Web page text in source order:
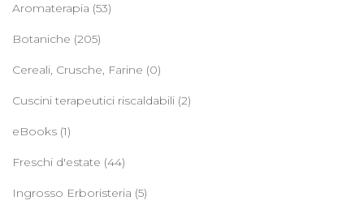
Aromaterapia (53)
Botaniche (205)
Cereali, Crusche, Farine (0)
Cuscini terapeutici riscaldabili (2)
eBooks (1)
Freschi d'estate (44)
Ingrosso Erboristeria (5)